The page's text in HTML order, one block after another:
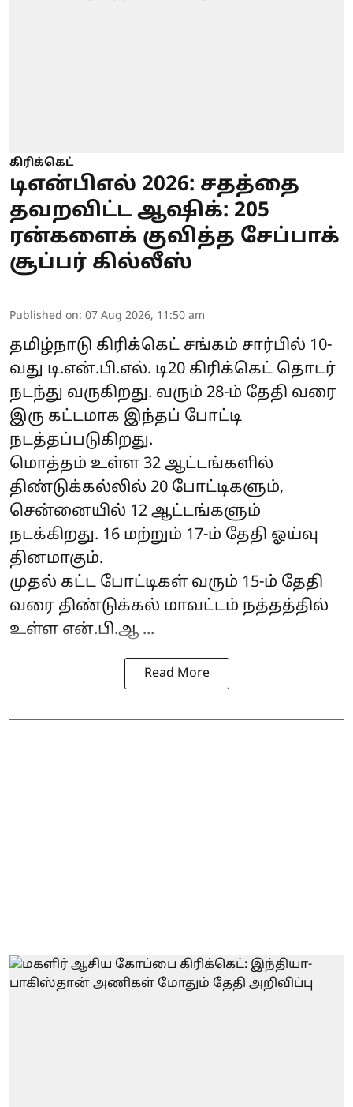
கிரிக்கெட்
டிஎன்பிஎல் 2026: சதத்தை
தவறவிட்ட ஆஷிக்: 205
ரன்களைக் குவித்த சேப்பாக்
சூப்பர் கில்லீஸ்
Published on: 07 Aug 2026, 11:50 am
தமிழ்நாடு கிரிக்கெட் சங்கம் சார்பில் 10-
வது டி.என்.பி.எல். டி20 கிரிக்கெட் தொடர்
நடந்து வருகிறது. வரும் 28-ம் தேதி வரை
இரு கட்டமாக இந்தப் போட்டி
நடத்தப்படுகிறது.
மொத்தம் உள்ள 32 ஆட்டங்களில்
திண்டுக்கல்லில் 20 போட்டிகளும்,
சென்னையில் 12 ஆட்டங்களும்
நடக்கிறது. 16 மற்றும் 17-ம் தேதி ஓய்வு
தினமாகும்.
முதல் கட்ட போட்டிகள் வரும் 15-ம் தேதி
வரை திண்டுக்கல் மாவட்டம் நத்தத்தில்
உள்ள என்.பி.ஆ ...
Read More